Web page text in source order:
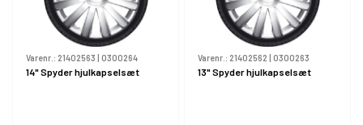
Varenr.: 21402563 | 0300264
14" Spyder hjulkapselsæt
Varenr.: 21402562 | 0300263
13" Spyder hjulkapselsæt